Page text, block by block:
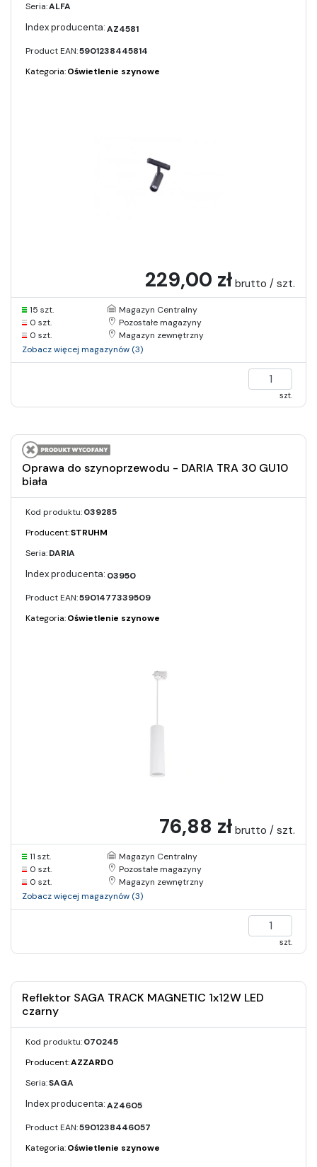
Seria:ALFA
AZ4581
Product EAN:5901238445814
Kategoria:Oświetlenie szynowe
229,00 zł brutto / szt.
15 szt.
Magazyn Centralny
0 szt.
Pozostałe magazyny
0 szt.
Magazyn zewnętrzny
Zobacz więcej magazynów (3)
szt.
Oprawa do szynoprzewodu - DARIA TRA 30 GU10
biała
Kod produktu:039285
Producent:STRUHM
Seria:DARIA
03950
Product EAN:5901477339509
Kategoria:Oświetlenie szynowe
76,88 zł brutto / szt.
11 szt.
Magazyn Centralny
0 szt.
Pozostałe magazyny
0 szt.
Magazyn zewnętrzny
Zobacz więcej magazynów (3)
szt.
Reflektor SAGA TRACK MAGNETIC 1x12W LED
czarny
Kod produktu:070245
Producent:AZZARDO
Seria:SAGA
AZ4605
Product EAN:5901238446057
Kategoria:Oświetlenie szynowe